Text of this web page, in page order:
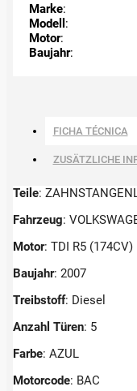
Marke:
Modell :
Motor:
Baujahr:
FICHA TÉCNICA
ZUSÄTZLICHE
Teile:
Fahrzeug:
Motor: TDI R5 (174CV)
Baujahr: 2007
Treibstoff: Diesel
Anzahl Türen: 5
Farbe: AZUL
Motorcode: BAC